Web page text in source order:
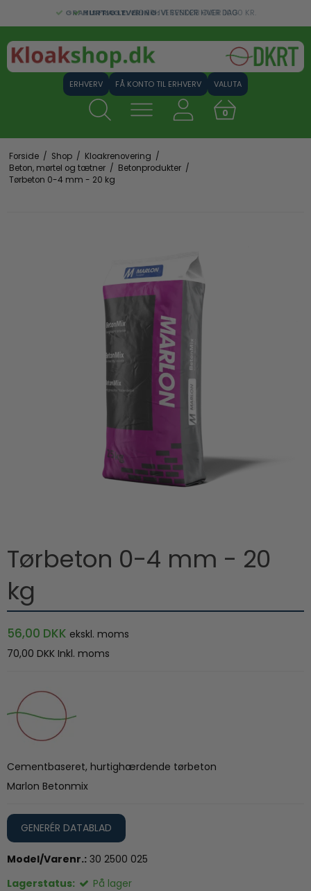
HURTIG LEVERING:VI SENDER HVER DAG
GRATIS FRAGT:VED ERHVERVSKØB OVER 1000 KR.
FÅ KONTO TIL ERHVERV VALUTA
0
Forside / Shop / Kloakrenovering /
Beton, mørtel og tætner / Betonprodukter /
Tørbeton 0-4 mm - 20 kg
Tørbeton 0-4 mm - 20
kg
56,00 DKK ekskl. moms
70,00 DKK Inkl. moms
Cementbaseret, hurtighærdende tørbeton
Marlon Betonmix
GENERÉR DATABLAD
Model/Varenr.: 30 2500 025
Lagerstatus:
På lager